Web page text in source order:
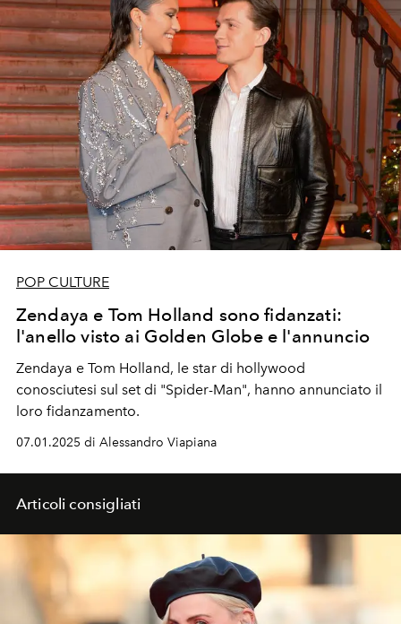
POP CULTURE
Zendaya e Tom Holland sono fidanzati:
l'anello visto ai Golden Globe e l'annuncio
Zendaya e Tom Holland, le star di hollywood
conosciutesi sul set di "Spider-Man", hanno annunciato il
loro fidanzamento.
07.01.2025 di Alessandro Viapiana
Articoli consigliati